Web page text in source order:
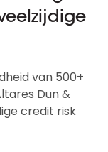
van 500+
Dun &
credit risk